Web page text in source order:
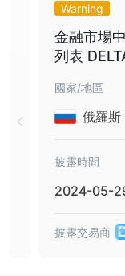
Warning
金融市場
列表
國家/地區
俄羅斯
披露時間
2024-05-
披露交易商